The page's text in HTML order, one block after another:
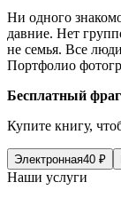
Ни одного
давние. Нет
не семья. Все
Портфолио
Бесплатный
Купите книгу,
Электронная40 ₽
Наши услуги